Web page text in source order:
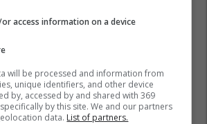
access information on a device
will be processed and information from
unique identifiers, and other device
by, accessed by and shared with 369
by this site. We and our partners
data. List of partners.